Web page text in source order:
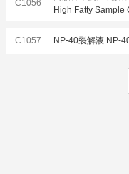
C1056
High Fatty Sample
C1057 NP-40裂解液 NP-